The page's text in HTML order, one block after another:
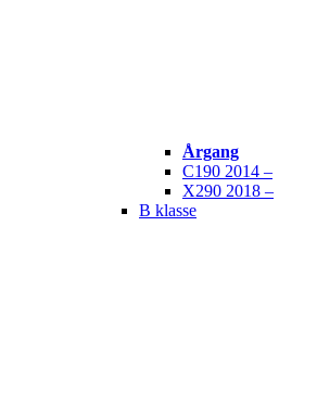
Årgang
C190 2014 –
X290 2018 –
B klasse